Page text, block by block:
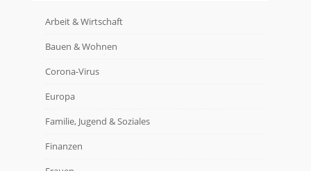
Arbeit & Wirtschaft
Bauen & Wohnen
Corona-Virus
Europa
Familie, Jugend & Soziales
Finanzen